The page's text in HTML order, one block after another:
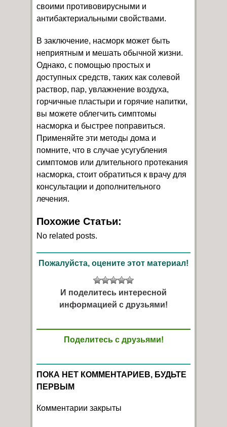
своими противовирусными и
антибактериальными свойствами.
В заключение, насморк может быть
неприятным и мешать обычной жизни.
Однако, с помощью простых и
доступных средств, таких как солевой
раствор, пар, увлажнение воздуха,
горчичные пластыри и горячие напитки,
вы можете облегчить симптомы
насморка и быстрее поправиться.
Применяйте эти методы дома и
помните, что в случае усугубления
симптомов или длительного протекания
насморка, стоит обратиться к врачу для
консультации и дополнительного
лечения.
Похожие Статьи:
No related posts.
Пожалуйста, оцените этот материал!
И поделитесь интересной
информацией с друзьями!
Поделитесь с друзьями!
ПОКА НЕТ КОММЕНТАРИЕВ, БУДЬТЕ
ПЕРВЫМ
Комментарии закрыты